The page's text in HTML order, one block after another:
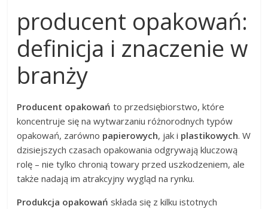
producent opakowań:
definicja i znaczenie w
branży
Producent opakowań to przedsiębiorstwo, które
koncentruje się na wytwarzaniu różnorodnych typów
opakowań, zarówno papierowych, jak i plastikowych. W
dzisiejszych czasach opakowania odgrywają kluczową
rolę – nie tylko chronią towary przed uszkodzeniem, ale
także nadają im atrakcyjny wygląd na rynku.
Produkcja opakowań składa się z kilku istotnych